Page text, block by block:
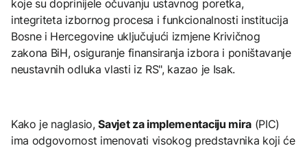
koje su doprinijele očuvanju ustavnog poretka,
integriteta izbornog procesa i funkcionalnosti institucija
Bosne i Hercegovine uključujući izmjene Krivičnog
zakona BiH, osiguranje finansiranja izbora i poništavanje
neustavnih odluka vlasti iz RS", kazao je Isak.
Kako je naglasio,Savjet za implementaciju mira(PIC)
ima odgovornost imenovati visokog predstavnika koji će